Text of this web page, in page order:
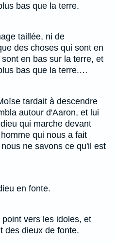
bas que la terre.
taillée, ni de
des choses qui sont en
en bas sur la terre, et
bas que la terre.…
tardait à descendre
autour d'Aaron, et lui
qui marche devant
qui nous a fait
ne savons ce qu'il est
en fonte.
vers les idoles, et
des dieux de fonte.